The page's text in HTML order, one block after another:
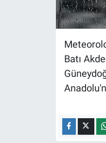
Batı
Popüler
Programlar
Teknoloji